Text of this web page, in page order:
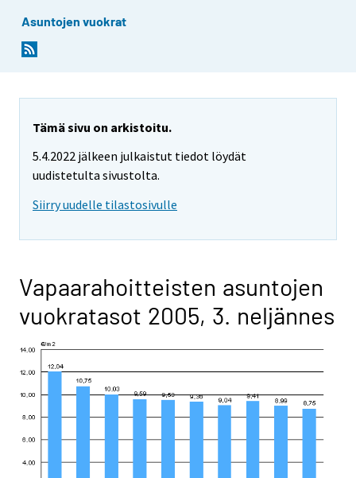
Asuntojen vuokrat
Tämä sivu on arkistoitu.
5.4.2022 jälkeen julkaistut tiedot löydät
uudistetulta sivustolta.
Siirry uudelle tilastosivulle
Vapaarahoitteisten asuntojen
vuokratasot 2005, 3. neljännes